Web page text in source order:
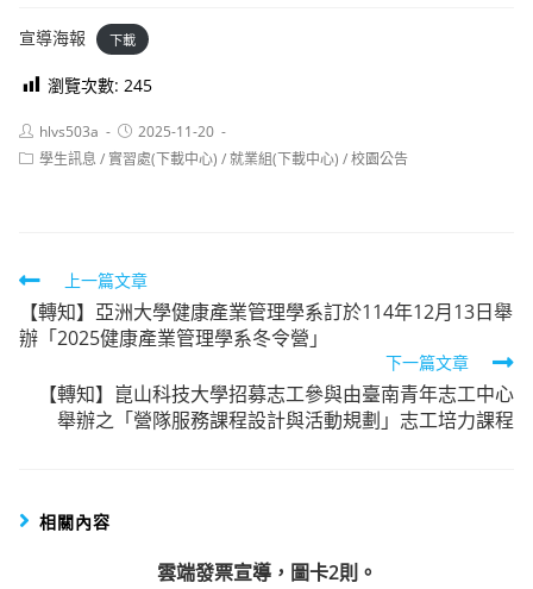
宣導海報 下載
瀏覽次數: 245
Post
author:
hlvs503a
Post
published:
2025-11-20
Post學生訊息 / 實習處(下載中心) /就業組(下載中心) /校園公告
Read
more
articles
上一篇文章
【轉知】亞洲大學健康產業管理學系訂於114年12月13日舉
辦「2025健康產業管理學系冬令營」
下一篇文章
【轉知】崑山科技大學招募志工參與由臺南青年志工中心
舉辦之「營隊服務課程設計與活動規劃」志工培力課程
相關內容
雲端發票宣導，圖卡2則。